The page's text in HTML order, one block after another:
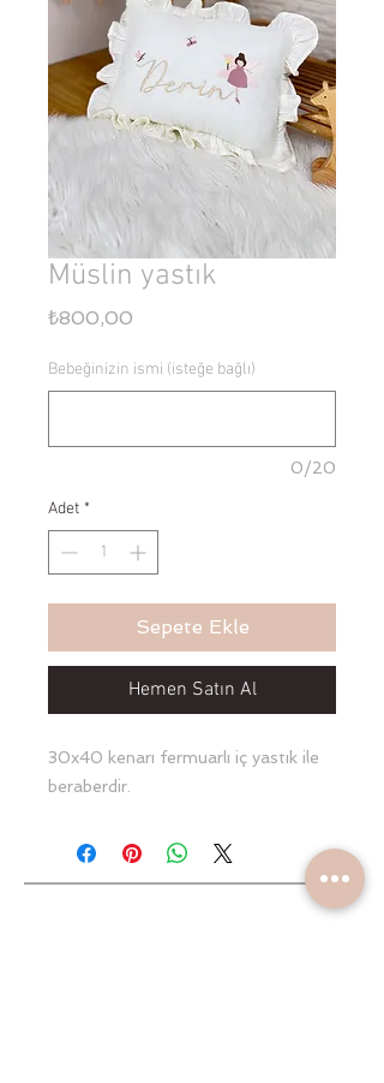
Müslin yastık
₺800,00
Bebeğinizin ismi (isteğe bağlı)
0/20
Adet *
Sepete Ekle
Hemen Satın Al
30x40 kenarı fermuarlı iç yastık ile
beraberdir.